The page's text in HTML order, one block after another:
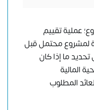
عملية تقييم
لمشروع محتمل قبل
ما إذا كان
المالية
المطلوب